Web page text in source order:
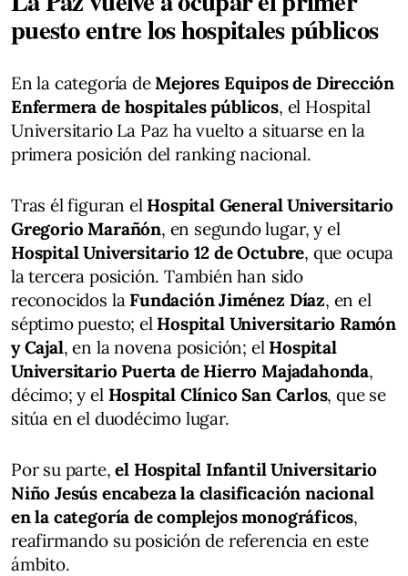
puesto entre los hospitales públicos
En la categoría de Mejores Equipos de Dirección
Enfermera de hospitales públicos, el Hospital
Universitario La Paz ha vuelto a situarse en la
primera posición del ranking nacional.
Tras él figuran el Hospital General Universitario
Gregorio Marañón, en segundo lugar, y el
Hospital Universitario 12 de Octubre, que ocupa
la tercera posición. También han sido
reconocidos la Fundación Jiménez Díaz, en el
séptimo puesto; el Hospital Universitario Ramón
y Cajal, en la novena posición; el Hospital
Universitario Puerta de Hierro Majadahonda,
décimo; y el Hospital Clínico San Carlos, que se
sitúa en el duodécimo lugar.
Por su parte,el Hospital Infantil Universitario
Niño Jesús encabeza la clasificación nacional
en la categoría de complejos monográficos,
reafirmando su posición de referencia en este
ámbito.